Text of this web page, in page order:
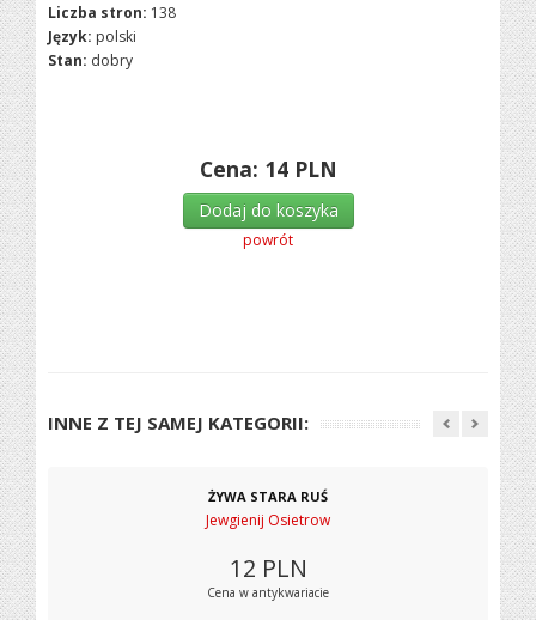
Liczba stron: 138
Język: polski
Stan: dobry
Cena: 14 PLN
Dodaj do koszyka
powrót
INNE Z TEJ SAMEJ KATEGORII:
ŻYWA STARA RUŚ
Jewgienij Osietrow
12 PLN
Cena w antykwariacie